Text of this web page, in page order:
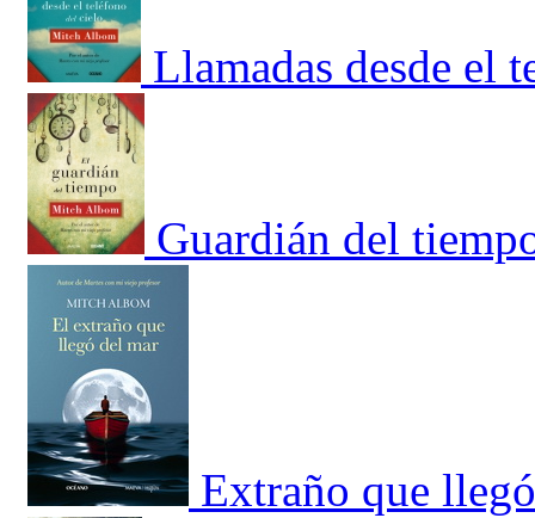
Llamadas desde el
Guardián del
Extraño que